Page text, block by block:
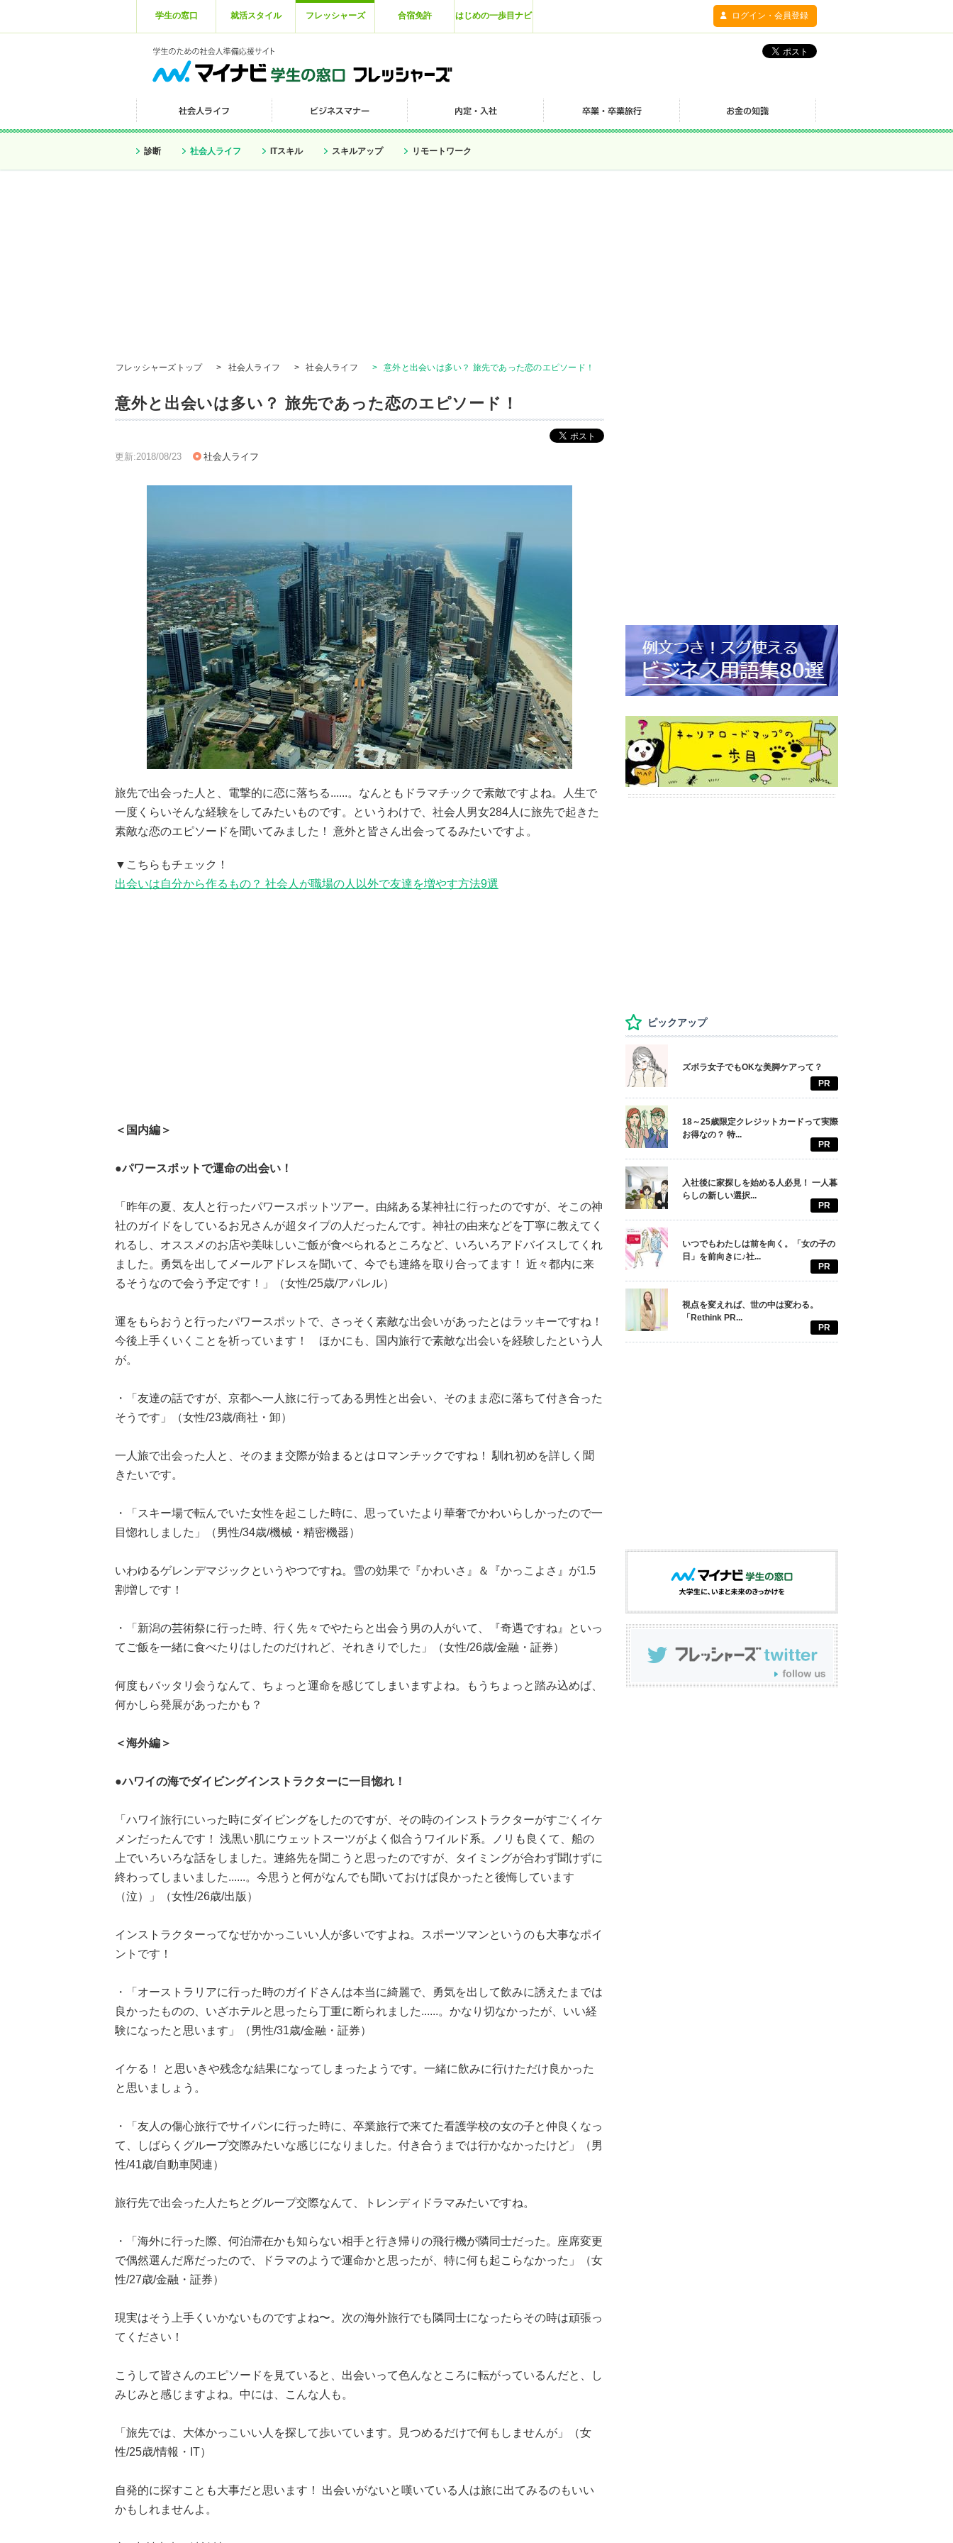
学生の窓口 就活スタイル フレッシャーズ 合宿免許 はじめの一歩目ナビ ログイン・会員登録
診断 社会人ライフ ITスキル スキルアップ リモートワーク
フレッシャーズトップ > 社会人ライフ > 社会人ライフ > 意外と出会いは多い？ 旅先であった恋のエピソード！
意外と出会いは多い？ 旅先であった恋のエピソード！
更新:2018/08/23 社会人ライフ
旅先で出会った人と、電撃的に恋に落ちる......。なんともドラマチックで素敵ですよね。人生で
一度くらいそんな経験をしてみたいものです。というわけで、社会人男女284人に旅先で起きた
素敵な恋のエピソードを聞いてみました！ 意外と皆さん出会ってるみたいですよ。
▼こちらもチェック！
出会いは自分から作るもの？ 社会人が職場の人以外で友達を増やす方法9選
＜国内編＞
●パワースポットで運命の出会い！
「昨年の夏、友人と行ったパワースポットツアー。由緒ある某神社に行ったのですが、そこの神
社のガイドをしているお兄さんが超タイプの人だったんです。神社の由来などを丁寧に教えてく
れるし、オススメのお店や美味しいご飯が食べられるところなど、いろいろアドバイスしてくれ
ました。勇気を出してメールアドレスを聞いて、今でも連絡を取り合ってます！ 近々都内に来
るそうなので会う予定です！」（女性/25歳/アパレル）
運をもらおうと行ったパワースポットで、さっそく素敵な出会いがあったとはラッキーですね！
今後上手くいくことを祈っています！ ほかにも、国内旅行で素敵な出会いを経験したという人
が。
・「友達の話ですが、京都へ一人旅に行ってある男性と出会い、そのまま恋に落ちて付き合った
そうです」（女性/23歳/商社・卸）
一人旅で出会った人と、そのまま交際が始まるとはロマンチックですね！ 馴れ初めを詳しく聞
きたいです。
・「スキー場で転んでいた女性を起こした時に、思っていたより華奢でかわいらしかったので一
目惚れしました」（男性/34歳/機械・精密機器）
いわゆるゲレンデマジックというやつですね。雪の効果で『かわいさ』＆『かっこよさ』が1.5
割増しです！
・「新潟の芸術祭に行った時、行く先々でやたらと出会う男の人がいて、『奇遇ですね』といっ
てご飯を一緒に食べたりはしたのだけれど、それきりでした」（女性/26歳/金融・証券）
何度もバッタリ会うなんて、ちょっと運命を感じてしまいますよね。もうちょっと踏み込めば、
何かしら発展があったかも？
＜海外編＞
●ハワイの海でダイビングインストラクターに一目惚れ！
「ハワイ旅行にいった時にダイビングをしたのですが、その時のインストラクターがすごくイケ
メンだったんです！ 浅黒い肌にウェットスーツがよく似合うワイルド系。ノリも良くて、船の
上でいろいろな話をしました。連絡先を聞こうと思ったのですが、タイミングが合わず聞けずに
終わってしまいました......。今思うと何がなんでも聞いておけば良かったと後悔しています
（泣）」（女性/26歳/出版）
インストラクターってなぜかかっこいい人が多いですよね。スポーツマンというのも大事なポイ
ントです！
・「オーストラリアに行った時のガイドさんは本当に綺麗で、勇気を出して飲みに誘えたまでは
良かったものの、いざホテルと思ったら丁重に断られました......。かなり切なかったが、いい経
験になったと思います」（男性/31歳/金融・証券）
イケる！ と思いきや残念な結果になってしまったようです。一緒に飲みに行けただけ良かった
と思いましょう。
・「友人の傷心旅行でサイパンに行った時に、卒業旅行で来てた看護学校の女の子と仲良くなっ
て、しばらくグループ交際みたいな感じになりました。付き合うまでは行かなかったけど」（男
性/41歳/自動車関連）
旅行先で出会った人たちとグループ交際なんて、トレンディドラマみたいですね。
・「海外に行った際、何泊滞在かも知らない相手と行き帰りの飛行機が隣同士だった。座席変更
で偶然選んだ席だったので、ドラマのようで運命かと思ったが、特に何も起こらなかった」（女
性/27歳/金融・証券）
現実はそう上手くいかないものですよね〜。次の海外旅行でも隣同士になったらその時は頑張っ
てください！
こうして皆さんのエピソードを見ていると、出会いって色んなところに転がっているんだと、し
みじみと感じますよね。中には、こんな人も。
「旅先では、大体かっこいい人を探して歩いています。見つめるだけで何もしませんが」（女
性/25歳/情報・IT）
自発的に探すことも大事だと思います！ 出会いがないと嘆いている人は旅に出てみるのもいい
かもしれませんよ。
ピックアップ
ズボラ女子でもOKな美脚ケアって？
PR
18～25歳限定クレジットカードって実際
お得なの？ 特...
PR
入社後に家探しを始める人必見！ 一人暮
らしの新しい選択...
PR
いつでもわたしは前を向く。「女の子の
日」を前向きに♪社...
PR
視点を変えれば、世の中は変わる。
「Rethink PR...
PR